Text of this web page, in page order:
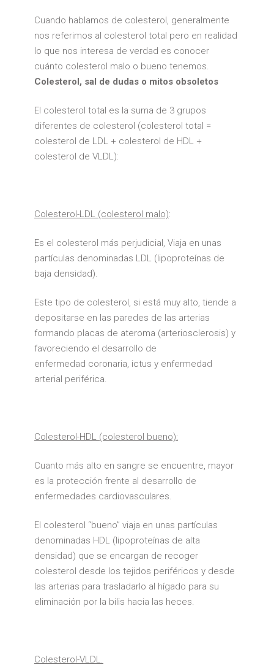
Cuando hablamos de colesterol, generalmente
nos referimos al colesterol total pero en realidad
lo que nos interesa de verdad es conocer
cuánto colesterol malo o bueno tenemos.
Colesterol, sal de dudas o mitos obsoletos
El colesterol total es la suma de 3 grupos
diferentes de colesterol (colesterol total =
colesterol de LDL + colesterol de HDL +
colesterol de VLDL):
Colesterol-LDL (colesterol malo):
Es el colesterol más perjudicial, Viaja en unas
partículas denominadas LDL (lipoproteínas de
baja densidad).
Este tipo de colesterol, si está muy alto, tiende a
depositarse en las paredes de las arterias
formando placas de ateroma (arteriosclerosis) y
favoreciendo el desarrollo de
enfermedad coronaria, ictus y enfermedad
arterial periférica.
Colesterol-HDL (colesterol bueno):
Cuanto más alto en sangre se encuentre, mayor
es la protección frente al desarrollo de
enfermedades cardiovasculares.
El colesterol “bueno” viaja en unas partículas
denominadas HDL (lipoproteínas de alta
densidad) que se encargan de recoger
colesterol desde los tejidos periféricos y desde
las arterias para trasladarlo al hígado para su
eliminación por la bilis hacia las heces.
Colesterol-VLDL.